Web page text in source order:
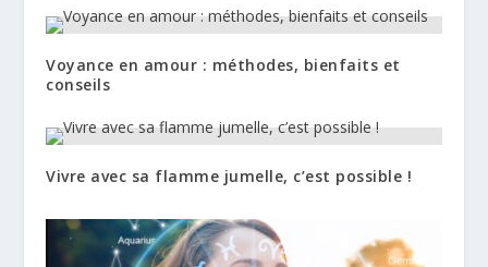
Voyance en amour : méthodes, bienfaits et
conseils
Vivre avec sa flamme jumelle, c’est possible !